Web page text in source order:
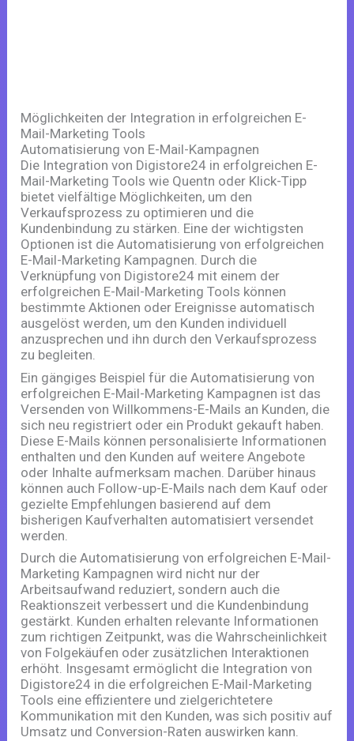
Möglichkeiten der Integration in erfolgreichen E-
Mail-Marketing Tools
Automatisierung von E-Mail-Kampagnen
Die Integration von Digistore24 in erfolgreichen E-
Mail-Marketing Tools wie Quentn oder Klick-Tipp
bietet vielfältige Möglichkeiten, um den
Verkaufsprozess zu optimieren und die
Kundenbindung zu stärken. Eine der wichtigsten
Optionen ist die Automatisierung von erfolgreichen
E-Mail-Marketing Kampagnen. Durch die
Verknüpfung von Digistore24 mit einem der
erfolgreichen E-Mail-Marketing Tools können
bestimmte Aktionen oder Ereignisse automatisch
ausgelöst werden, um den Kunden individuell
anzusprechen und ihn durch den Verkaufsprozess
zu begleiten.
Ein gängiges Beispiel für die Automatisierung von
erfolgreichen E-Mail-Marketing Kampagnen ist das
Versenden von Willkommens-E-Mails an Kunden, die
sich neu registriert oder ein Produkt gekauft haben.
Diese E-Mails können personalisierte Informationen
enthalten und den Kunden auf weitere Angebote
oder Inhalte aufmerksam machen. Darüber hinaus
können auch Follow-up-E-Mails nach dem Kauf oder
gezielte Empfehlungen basierend auf dem
bisherigen Kaufverhalten automatisiert versendet
werden.
Durch die Automatisierung von erfolgreichen E-Mail-
Marketing Kampagnen wird nicht nur der
Arbeitsaufwand reduziert, sondern auch die
Reaktionszeit verbessert und die Kundenbindung
gestärkt. Kunden erhalten relevante Informationen
zum richtigen Zeitpunkt, was die Wahrscheinlichkeit
von Folgekäufen oder zusätzlichen Interaktionen
erhöht. Insgesamt ermöglicht die Integration von
Digistore24 in die erfolgreichen E-Mail-Marketing
Tools eine effizientere und zielgerichtetere
Kommunikation mit den Kunden, was sich positiv auf
Umsatz und Conversion-Raten auswirken kann.